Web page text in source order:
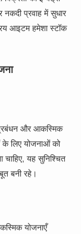
प्रवाह में सुधार
आइटम हमेशा स्टॉक
और आकस्मिक
के लिए योजनाओं को
यह सुनिश्चित
बनी रहे।
योजनाएँ